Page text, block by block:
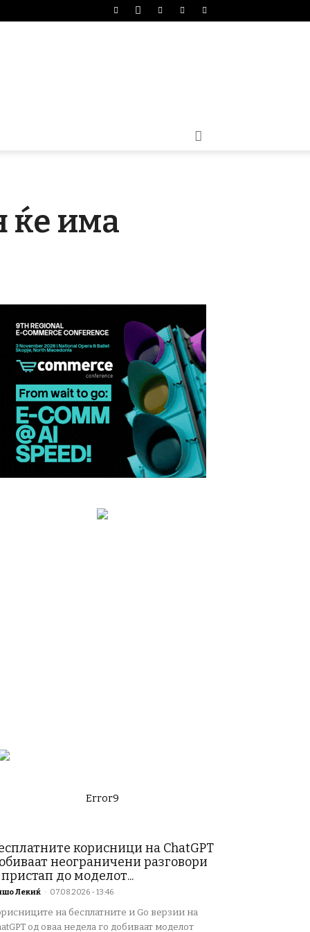
ќе има
Error9
корисници на ChatGPT
неограничени разговори
до моделот...
Лекиќ - 07.08.2026 - 13:46
на бесплатните и Go верзии на
од оваа недела го добиваат моделот